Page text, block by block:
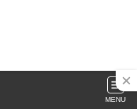
MENU